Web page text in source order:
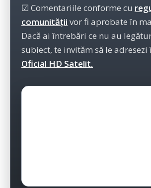
☑ Comentariile conforme cu
comunității vor fi aprobate în
Dacă ai întrebări ce nu au
subiect, te invităm să le adresezi
Oficial HD Satelit.